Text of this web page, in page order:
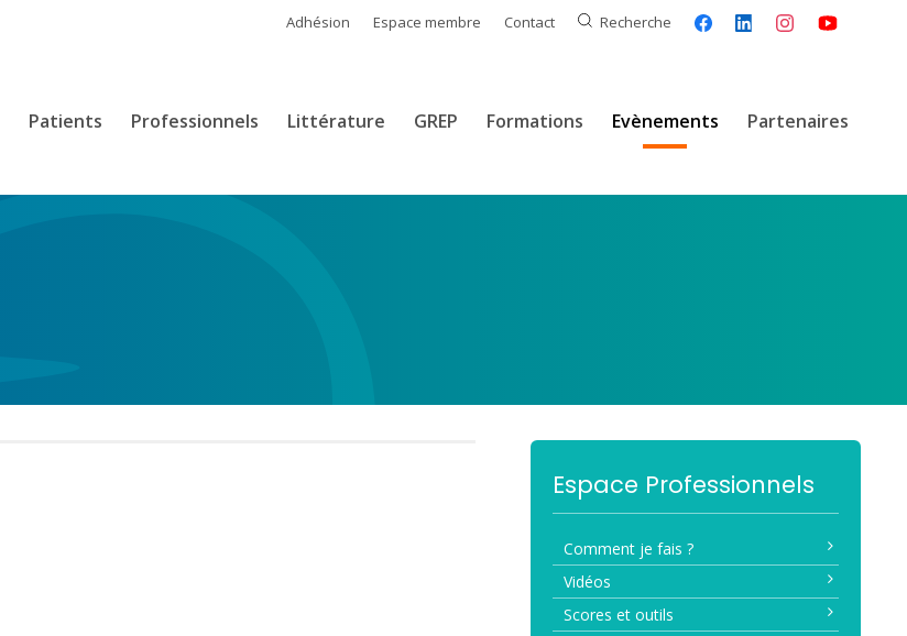
Adhésion Espace membre Contact Recherche
Patients Professionnels Littérature GREP Formations Evènements Partenaires
Espace Professionnels
Comment je fais ?
Vidéos
Scores et outils